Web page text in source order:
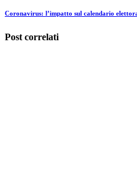
Coronavirus: l’impatto sul calendario
Post correlati